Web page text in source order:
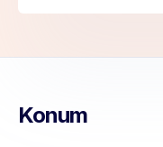
Konum